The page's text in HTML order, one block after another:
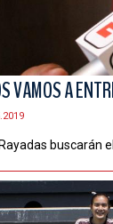
VAMOS A
buscarán